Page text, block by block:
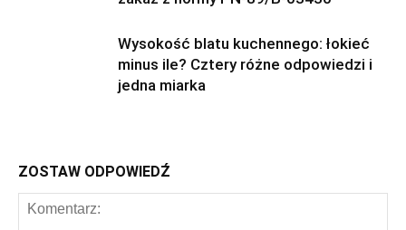
Wysokość blatu kuchennego: łokieć
minus ile? Cztery różne odpowiedzi i
jedna miarka
ZOSTAW ODPOWIEDŹ